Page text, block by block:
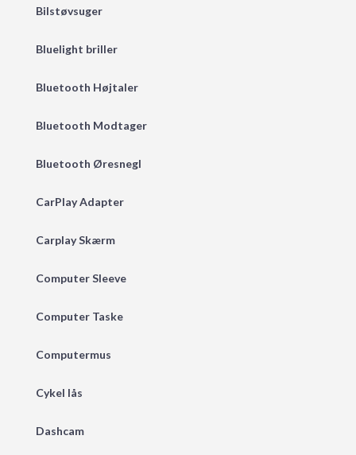
Bilstøvsuger
Bluelight briller
Bluetooth Højtaler
Bluetooth Modtager
Bluetooth Øresnegl
CarPlay Adapter
Carplay Skærm
Computer Sleeve
Computer Taske
Computermus
Cykel lås
Dashcam